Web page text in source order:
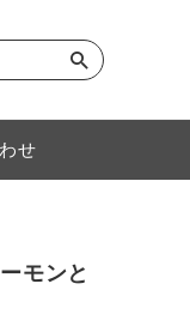
せ
モンと